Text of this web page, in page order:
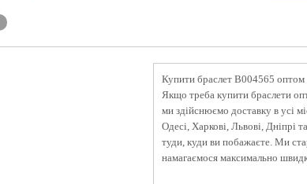
Купити браслет B004565 оптом
Якщо треба купити браслети
ми здійснюємо доставку в усі
Одесі, Харкові, Львові, Дніпрі
туди, куди ви побажаєте. Ми
намагаємося максимально